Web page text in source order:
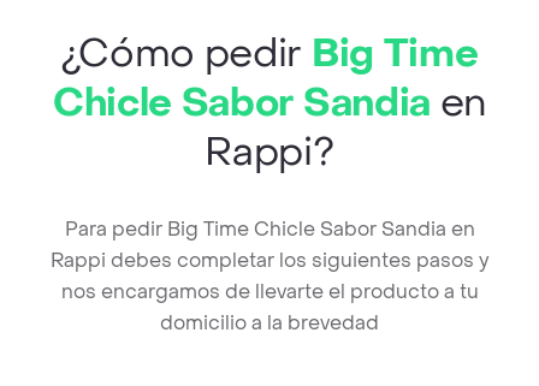
¿Cómo pedir Big Time
Chicle Sabor Sandia en
Rappi?
Para pedir Big Time Chicle Sabor Sandia en
Rappi debes completar los siguientes pasos y
nos encargamos de llevarte el producto a tu
domicilio a la brevedad